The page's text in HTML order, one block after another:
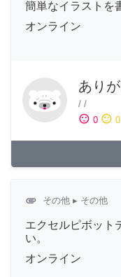
簡単なイラストを
オンライン
あり
/ /
sentiment_satisfied 0 sentiment_neutral 0
attachment その他 ▸ その他
エクセルピボット
い。
オンライン